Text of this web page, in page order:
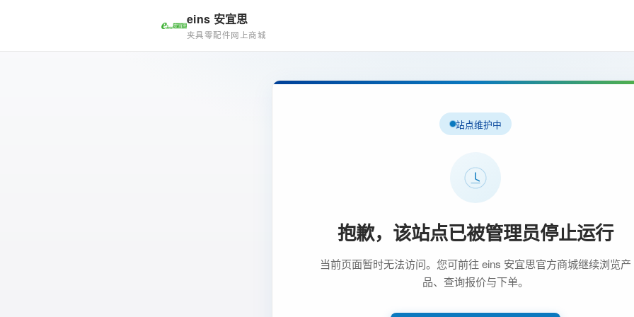
eins 安宜思
夹具零配件网上商城
站点维护中
抱歉，该站点已被管理员停止运行
当前页面暂时无法访问。您可前往 eins 安宜思官方商城继续浏览产
品、查询报价与下单。